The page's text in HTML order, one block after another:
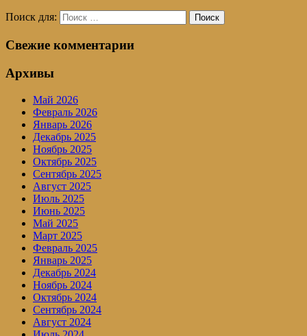
Поиск для: Поиск
Свежие комментарии
Архивы
Май 2026
Февраль 2026
Январь 2026
Декабрь 2025
Ноябрь 2025
Октябрь 2025
Сентябрь 2025
Август 2025
Июль 2025
Июнь 2025
Май 2025
Март 2025
Февраль 2025
Январь 2025
Декабрь 2024
Ноябрь 2024
Октябрь 2024
Сентябрь 2024
Август 2024